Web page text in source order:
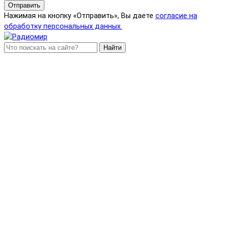
Отправить
Нажимая на кнопку «Отправить», Вы даете согласие на
обработку персональных данных.
Найти